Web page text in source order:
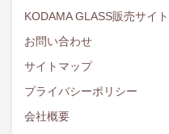
KODAMA GLASS販売サイト
お問い合わせ
サイトマップ
プライバシーポリシー
会社概要